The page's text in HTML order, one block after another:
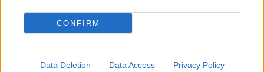
CONFIRM
Data Deletion Data Access Privacy Policy
I nostri cari